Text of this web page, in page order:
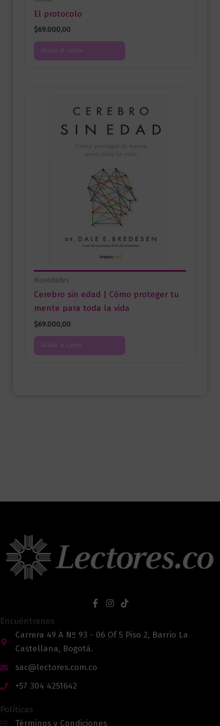
El protocolo
$69.000,00
Añadir al carrito
Novedades
Cerebro sin edad | Cómo proteger tu
mente para toda la vida
$69.000,00
Añadir al carrito
Encuéntranos
Carrera 49 A Nº 93 - 06 Of 5 Piso 2, Barrio La
Castellana, Bogotá.
sac@lectores.com.co
+57 304 4251642
Políticas
Términos y Condiciones